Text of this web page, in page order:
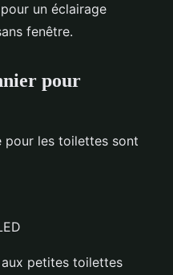
un éclairage
fenêtre.
pour
pour les toilettes sont
petites toilettes